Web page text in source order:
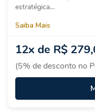
estratégica…
Saiba Mais
12x de R$
(5% de desconto no